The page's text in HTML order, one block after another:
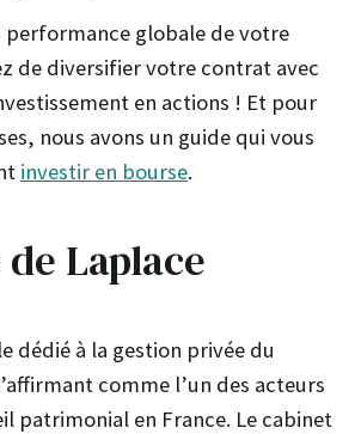
performance globale de votre
de diversifier votre contrat avec
en actions ! Et pour
nous avons un guide qui vous
investir en bourse.
Laplace
dédié à la gestion privée du
comme l’un des acteurs
patrimonial en France. Le cabinet